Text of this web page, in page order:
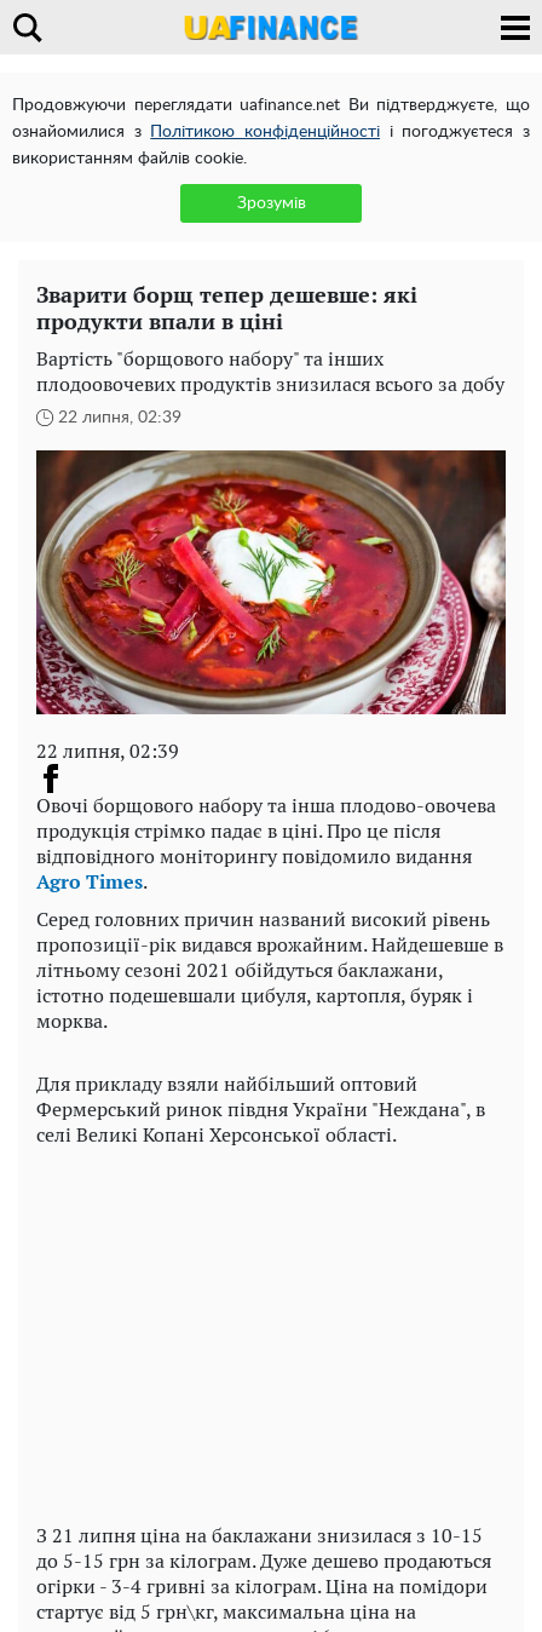
Продовжуючи переглядати uafinance.net Ви підтверджуєте, що
ознайомилися з
Політикою конфіденційності і погоджуєтеся з
використанням файлів cookie.
Зрозумів
Зварити борщ тепер дешевше: які
продукти впали в ціні
Вартість "борщового набору" та інших
плодоовочевих продуктів знизилася всього за добу
22 липня, 02:39
22 липня, 02:39
Овочі борщового набору та інша плодово-овочева
продукція стрімко падає в ціні. Про це після
відповідного моніторингу повідомило видання
Agro Times.
Серед головних причин названий високий рівень
пропозиції-рік видався врожайним. Найдешевше в
літньому сезоні 2021 обійдуться баклажани,
істотно подешевшали цибуля, картопля, буряк і
морква.
Для прикладу взяли найбільший оптовий
Фермерський ринок півдня України "Неждана", в
селі Великі Копані Херсонської області.
З 21 липня ціна на баклажани знизилася з 10-15
до 5-15 грн за кілограм. Дуже дешево продаються
огірки - 3-4 гривні за кілограм. Ціна на помідори
стартує від 5 грн\кг, максимальна ціна на